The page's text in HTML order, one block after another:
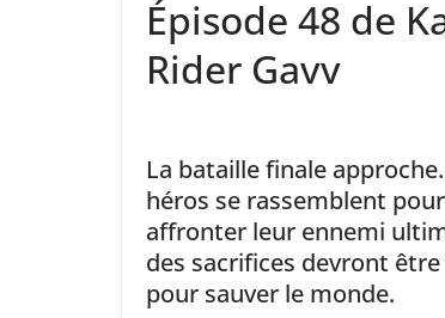
Épisode 48 de
Rider Gavv
La bataille finale
héros se rassemblent pour
affronter leur ennemi
des sacrifices devront
pour sauver le monde.